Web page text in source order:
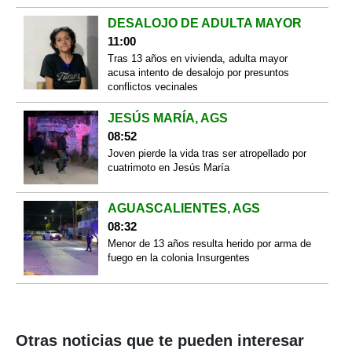
DESALOJO DE ADULTA MAYOR
11:00
Tras 13 años en vivienda, adulta mayor
acusa intento de desalojo por presuntos
conflictos vecinales
JESÚS MARÍA, AGS
08:52
Joven pierde la vida tras ser atropellado por
cuatrimoto en Jesús María
AGUASCALIENTES, AGS
08:32
Menor de 13 años resulta herido por arma de
fuego en la colonia Insurgentes
Otras noticias que te pueden interesar